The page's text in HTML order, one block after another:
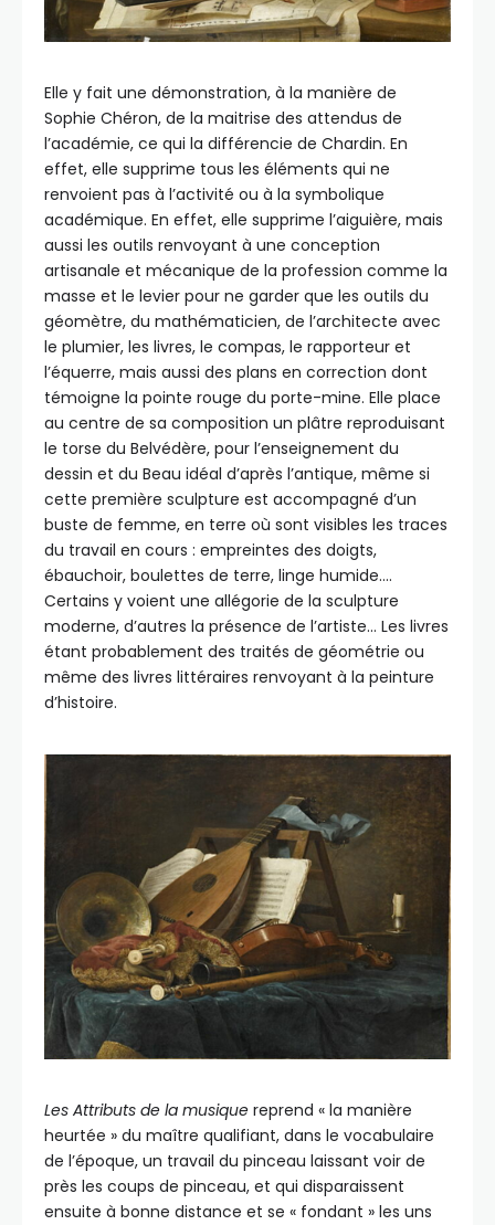
Elle y fait une démonstration, à la manière de
Sophie Chéron, de la maitrise des attendus de
l’académie, ce qui la différencie de Chardin. En
effet, elle supprime tous les éléments qui ne
renvoient pas à l’activité ou à la symbolique
académique. En effet, elle supprime l’aiguière, mais
aussi les outils renvoyant à une conception
artisanale et mécanique de la profession comme la
masse et le levier pour ne garder que les outils du
géomètre, du mathématicien, de l’architecte avec
le plumier, les livres, le compas, le rapporteur et
l’équerre, mais aussi des plans en correction dont
témoigne la pointe rouge du porte-mine. Elle place
au centre de sa composition un plâtre reproduisant
le torse du Belvédère, pour l’enseignement du
dessin et du Beau idéal d’après l’antique, même si
cette première sculpture est accompagné d’un
buste de femme, en terre où sont visibles les traces
du travail en cours : empreintes des doigts,
ébauchoir, boulettes de terre, linge humide….
Certains y voient une allégorie de la sculpture
moderne, d’autres la présence de l’artiste… Les livres
étant probablement des traités de géométrie ou
même des livres littéraires renvoyant à la peinture
d’histoire.
Les Attributs de la musique reprend « la manière
heurtée » du maître qualifiant, dans le vocabulaire
de l’époque, un travail du pinceau laissant voir de
près les coups de pinceau, et qui disparaissent
ensuite à bonne distance et se « fondant » les uns